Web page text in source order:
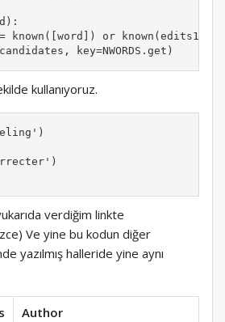
known([word]) or
key=NWORDS.get)
kullanıyoruz.
verdiğim linkte
Ve yine bu kodun diğer
yazılmış halleride yine aynı
Author